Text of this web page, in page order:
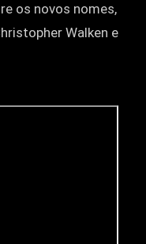
os novos nomes,
Walken e